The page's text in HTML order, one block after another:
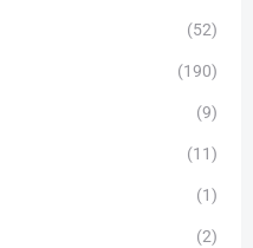
(52)
(190)
(9)
(11)
(1)
(2)